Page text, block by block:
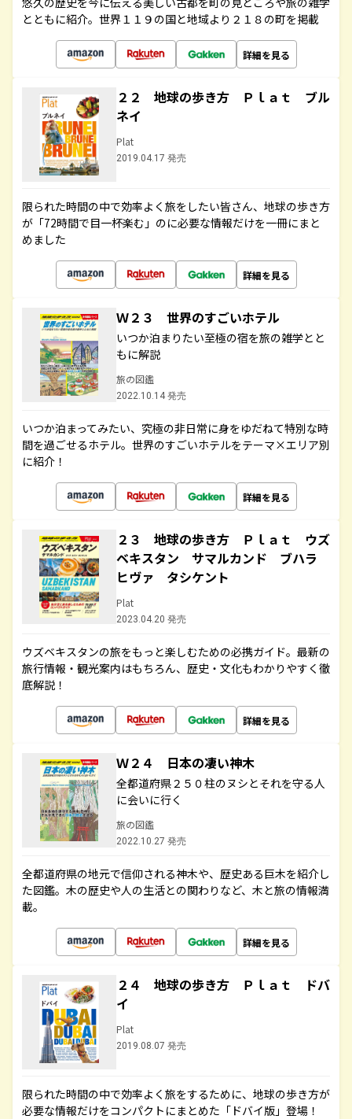
とともに紹介。世界１１９の国と地域より２１８の町を掲載
詳細を見る
２２ 地球の歩き方 Ｐｌａｔ ブル
ネイ
Plat
2019.04.17 発売
限られた時間の中で効率よく旅をしたい皆さん、地球の歩き方
が「72時間で目一杯楽む」のに必要な情報だけを一冊にまと
めました
詳細を見る
Ｗ２３ 世界のすごいホテル
いつか泊まりたい至極の宿を旅の雑学とと
もに解説
旅の図鑑
2022.10.14 発売
いつか泊まってみたい、究極の非日常に身をゆだねて特別な時
間を過ごせるホテル。世界のすごいホテルをテーマ×エリア別
に紹介！
詳細を見る
２３ 地球の歩き方 Ｐｌａｔ ウズ
ベキスタン サマルカンド ブハラ
ヒヴァ タシケント
Plat
2023.04.20 発売
ウズベキスタンの旅をもっと楽しむための必携ガイド。最新の
旅行情報・観光案内はもちろん、歴史・文化もわかりやすく徹
底解説！
詳細を見る
Ｗ２４ 日本の凄い神木
全都道府県２５０柱のヌシとそれを守る人
に会いに行く
旅の図鑑
2022.10.27 発売
全都道府県の地元で信仰される神木や、歴史ある巨木を紹介し
た図鑑。木の歴史や人の生活との関わりなど、木と旅の情報満
載。
詳細を見る
２４ 地球の歩き方 Ｐｌａｔ ドバ
イ
Plat
2019.08.07 発売
限られた時間の中で効率よく旅をするために、地球の歩き方が
必要な情報だけをコンパクトにまとめた「ドバイ版」登場！